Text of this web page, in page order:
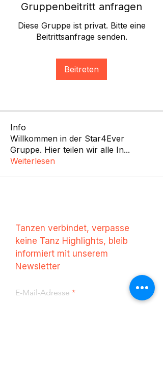
Gruppenbeitritt anfragen
Diese Gruppe ist privat. Bitte eine
Beitrittsanfrage senden.
Beitreten
Info
Willkommen in der Star4Ever
Gruppe. Hier teilen wir alle In...
Weiterlesen
Tanzen verbindet, verpasse
keine Tanz Highlights, bleib
informiert mit unserem
Newsletter
E-Mail-Adresse